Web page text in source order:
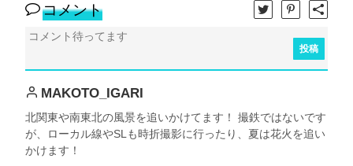
コメント
投稿
MAKOTO_IGARI
北関東や南東北の風景を追いかけてます！ 撮鉄ではないです
が、ローカル線やSLも時折撮影に行ったり、夏は花火を追い
かけます！